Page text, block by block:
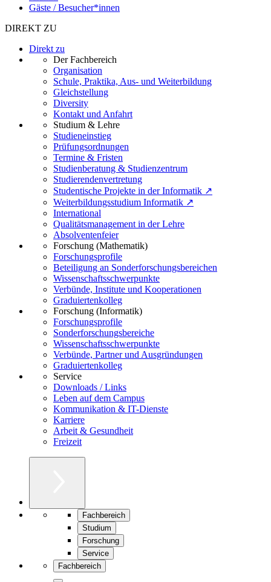
Gäste / Besucher*innen
DIREKT ZU
Direkt zu
Der Fachbereich
Organisation
Schule, Praktika, Aus- und Weiterbildung
Gleichstellung
Diversity
Kontakt und Anfahrt
Studium & Lehre
Studieneinstieg
Prüfungsordnungen
Termine & Fristen
Studienberatung & Studienzentrum
Studierendenvertretung
Studentische Projekte in der Informatik ↗
Weiterbildungsstudium Informatik ↗
International
Qualitätsmanagement in der Lehre
Absolventenfeier
Forschung (Mathematik)
Forschungsprofile
Beteiligung an Sonderforschungsbereichen
Wissenschaftsschwerpunkte
Verbünde, Institute und Kooperationen
Graduiertenkolleg
Forschung (Informatik)
Forschungsprofile
Sonderforschungsbereiche
Wissenschaftsschwerpunkte
Verbünde, Partner und Ausgründungen
Graduiertenkolleg
Service
Downloads / Links
Leben auf dem Campus
Kommunikation & IT-Dienste
Karriere
Arbeit & Gesundheit
Freizeit
Fachbereich
Studium
Forschung
Service
Fachbereich